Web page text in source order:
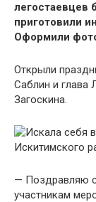
легостаевцев
приготовили
Оформили
Открыли
Саблин и глава
Загоскина.
— Поздравляю
участникам